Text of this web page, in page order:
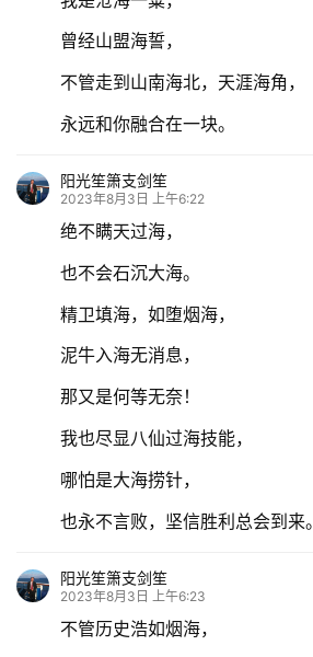
曾经山盟海誓，
不管走到山南海北，天涯海角，
永远和你融合在一块。
阳光笙箫支剑笙
2023年8月3日 上午6:22
绝不瞒天过海，
也不会石沉大海。
精卫填海，如堕烟海，
泥牛入海无消息，
那又是何等无奈！
我也尽显八仙过海技能，
哪怕是大海捞针，
也永不言败，坚信胜利总会到来。
阳光笙箫支剑笙
2023年8月3日 上午6:23
不管历史浩如烟海，